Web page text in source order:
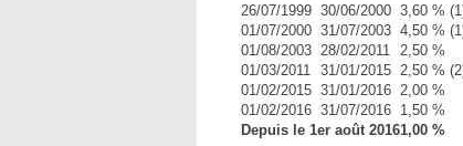
26/07/1999 30/06/2000 3,60 %
01/07/2000 31/07/2003 4,50 %
01/08/2003 28/02/2011 2,50 %
01/03/2011 31/01/2015 2,50 %
01/02/2015 31/01/2016 2,00 %
01/02/2016 31/07/2016 1,50 %
Depuis le 1er août 20161,00 %